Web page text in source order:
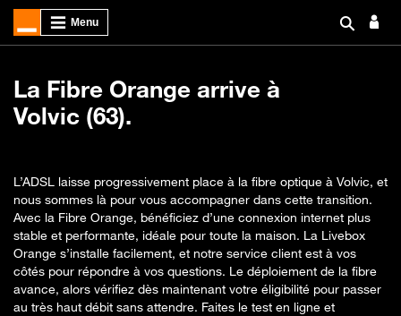
La Fibre Orange arrive à
Volvic (63).
L’ADSL laisse progressivement place à la fibre optique à Volvic, et
nous sommes là pour vous accompagner dans cette transition.
Avec la Fibre Orange, bénéficiez d’une connexion internet plus
stable et performante, idéale pour toute la maison. La Livebox
Orange s’installe facilement, et notre service client est à vos
côtés pour répondre à vos questions. Le déploiement de la fibre
avance, alors vérifiez dès maintenant votre éligibilité pour passer
au très haut débit sans attendre. Faites le test en ligne et